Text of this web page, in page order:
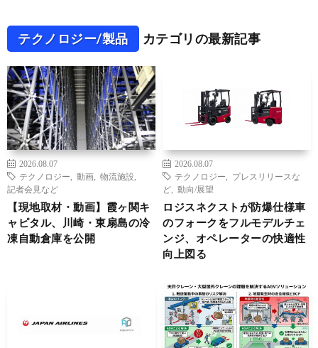
テクノロジー/製品 カテゴリの最新記事
2026.08.07
テクノロジー
動画 物流施設
記者会見など
【現地取材・動画】霞ヶ関キ
ャピタル、川崎・東扇島の冷
凍自動倉庫を公開
2026.08.07
テクノロジー
プレスリリースな
ど
動向/展望
ロジスネクストが防爆仕様車
のフォークをフルモデルチェ
ンジ、オペレーターの快適性
向上図る